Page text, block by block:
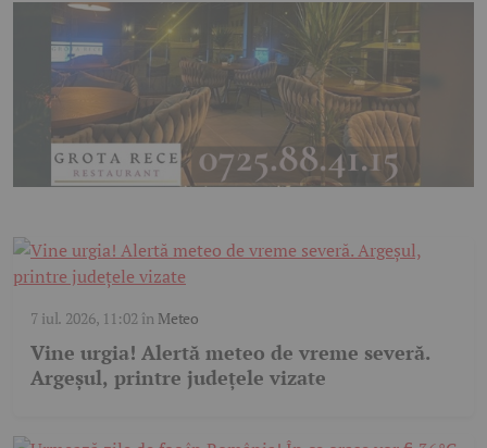
7 iul. 2026, 11:02 în Meteo
Vine urgia! Alertă meteo de vreme severă.
Argeșul, printre județele vizate